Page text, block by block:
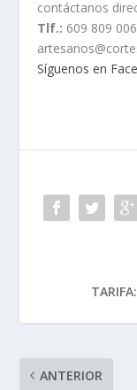
contáctanos
Tlf.: 609 809 006
Síguenos en
TARIFA:
ANTERIOR